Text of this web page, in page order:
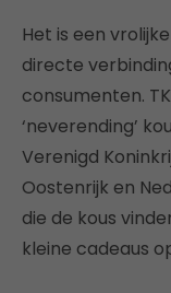
Het is een
directe
consumenten.
‘neverending’
Verenigd
Oostenrijk en
die de kous
kleine cadeaus